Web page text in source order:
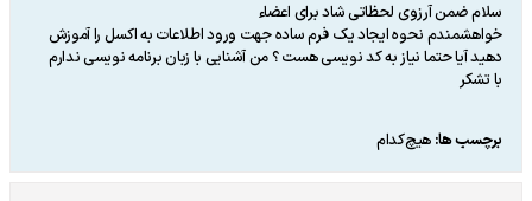
سلام ضمن آرزوی لحظاتی شاد برای اعضاء
خواهشمندم نحوه ایجاد یک فرم ساده جهت ورود اطلاعات به اکسل را آموزش
دهید آیا حتما نیاز به کد نویسی هست ؟ من آشنایی با زبان برنامه نویسی ندارم
با تشکر
برچسب ها: هیچ‌کدام